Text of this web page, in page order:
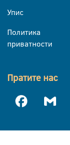
Упис
Политика
приватности
Пратите нас